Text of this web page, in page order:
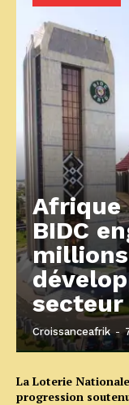
Afrique
BIDC
secteur
Croissanceafrik -
La Loterie
progression